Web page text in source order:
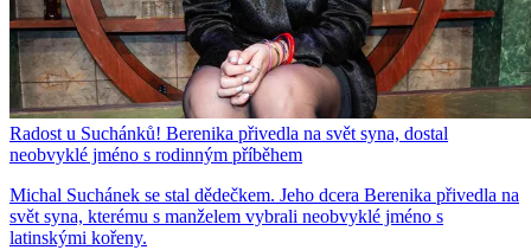
Radost u Suchánků! Berenika přivedla na svět syna, dostal
neobvyklé jméno s rodinným příběhem
Michal Suchánek se stal dědečkem. Jeho dcera Berenika přivedla na
svět syna, kterému s manželem vybrali neobvyklé jméno s
latinskými kořeny.